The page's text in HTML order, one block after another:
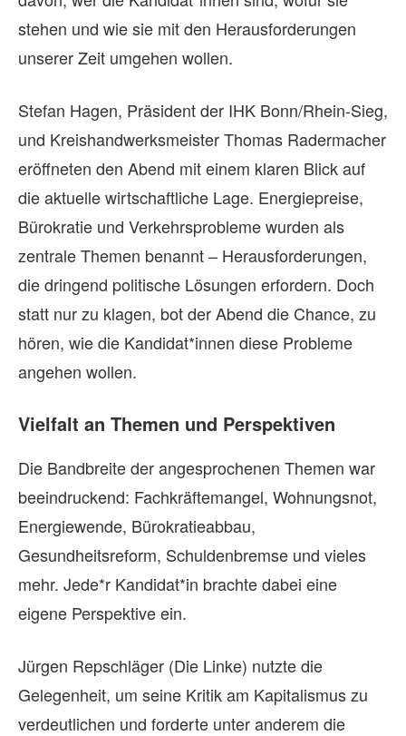
stehen und wie sie mit den Herausforderungen
unserer Zeit umgehen wollen.
Stefan Hagen, Präsident der IHK Bonn/Rhein-Sieg,
und Kreishandwerksmeister Thomas Radermacher
eröffneten den Abend mit einem klaren Blick auf
die aktuelle wirtschaftliche Lage. Energiepreise,
Bürokratie und Verkehrsprobleme wurden als
zentrale Themen benannt – Herausforderungen,
die dringend politische Lösungen erfordern. Doch
statt nur zu klagen, bot der Abend die Chance, zu
hören, wie die Kandidat*innen diese Probleme
angehen wollen.
Vielfalt an Themen und Perspektiven
Die Bandbreite der angesprochenen Themen war
beeindruckend: Fachkräftemangel, Wohnungsnot,
Energiewende, Bürokratieabbau,
Gesundheitsreform, Schuldenbremse und vieles
mehr. Jede*r Kandidat*in brachte dabei eine
eigene Perspektive ein.
Jürgen Repschläger (Die Linke) nutzte die
Gelegenheit, um seine Kritik am Kapitalismus zu
verdeutlichen und forderte unter anderem die